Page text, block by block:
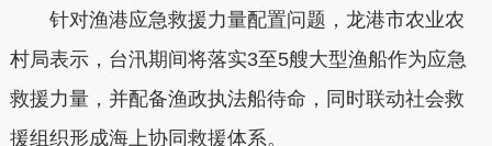
针对渔港应急救援力量配置问题，龙港市农业农
村局表示，台汛期间将落实3至5艘大型渔船作为应急
救援力量，并配备渔政执法船待命，同时联动社会救
援组织形成海上协同救援体系。